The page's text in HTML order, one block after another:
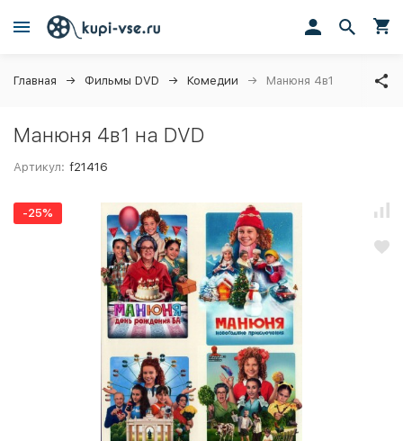
Главная Фильмы DVD Комедии Манюня 4в1
Манюня 4в1 на DVD
Артикул: f21416
-25%